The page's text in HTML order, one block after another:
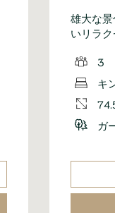
雄大な
いリラ
3
キ
ガ